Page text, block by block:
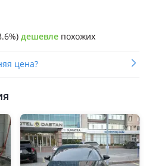
дешевле похожих
цена?